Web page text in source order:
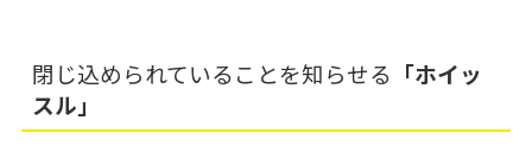
閉じ込められていることを知らせる 「ホイッ
スル」